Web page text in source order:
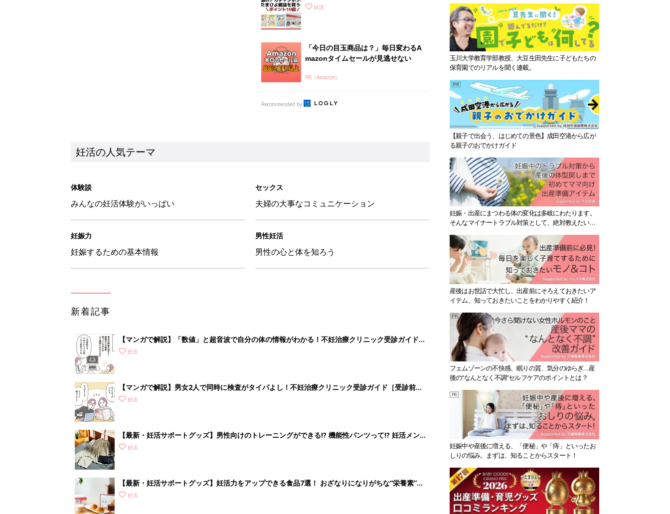
うとポイント10倍【期間限定】
妊活
「今日の目玉商品は？」毎日変わるA
mazonタイムセールが見逃せない
PR（Amazon）
Recommended by
妊活の人気テーマ
体験談
みんなの妊活体験がいっぱい
セックス
夫婦の大事なコミュニケーション
妊娠力
妊娠するための基本情報
男性妊活
男性の心と体を知ろう
新着記事
【マンガで解説】「数値」と超音波で自分の体の情報がわかる！不妊治療クリニック受診ガイド
STEP1［女性が受ける検査編］
妊活
【マンガで解説】男女2人で同時に検査がタイパよし！不妊治療クリニック受診ガイド［受診前の
準備＆心得］
妊活
【最新・妊活サポートグッズ】男性向けのトレーニングができる!? 機能性パンツって!? 妊活メン
ズアイテムをご紹介
妊活
【最新・妊活サポートグッズ】妊活力をアップできる食品7選！ おざなりになりがちな“栄養素”を
補おう
妊活
玉川大学教育学部教授、大豆生田先生に子どもたちの
保育園でのリアルを聞く連載。
【親子で出会う、はじめての景色】成田空港から広が
る親子のおでかけガイド
妊娠・出産にまつわる体の変化は多岐にわたります。
そんなマイナートラブル対策として、絶対教えたい！
産後はお世話で大忙し、出産前にそろえておきたいア
イテム、知っておきたいことをわかりやすく紹介！
フェムゾーンの不快感、眠りの質、気分のゆらぎ…産
後の“なんとなく不調”セルフケアのポイントとは？
妊娠中や産後に増える、「便秘」や「痔」といったお
しりの悩み。まずは、知ることからスタート！